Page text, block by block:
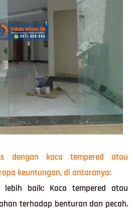
dengan kaca tempered atau
keuntungan, di antaranya:
lebih baik: Kaca tempered atau
terhadap benturan dan pecah.